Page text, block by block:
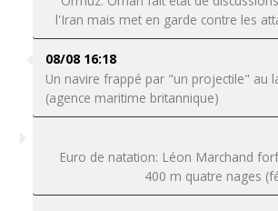
l'Iran mais met en garde contre les
08/08 16:18
Un navire frappé par "un projectile" au
(agence maritime britannique)
Euro de natation: Léon Marchand
400 m quatre nages